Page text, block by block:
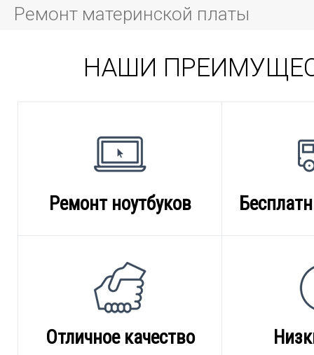
Ремонт материнской платы
НАШИ
Ремонт ноутбуков
Отличное качество